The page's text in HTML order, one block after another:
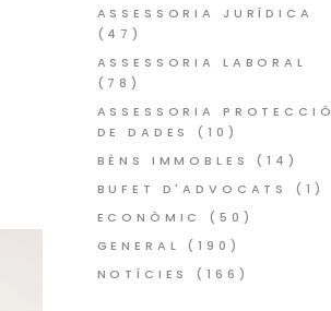
ASSESSORIA JURÍDICA
(47)
ASSESSORIA LABORAL
(78)
ASSESSORIA PROTECCIÓ
DE DADES
(10)
BÉNS IMMOBLES
(14)
BUFET D'ADVOCATS
(1)
ECONÒMIC
(50)
GENERAL
(190)
NOTÍCIES
(166)